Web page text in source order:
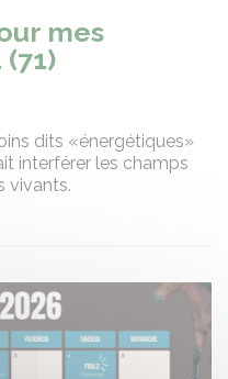
mes
dits «énergétiques»
interférer les champs
vivants.